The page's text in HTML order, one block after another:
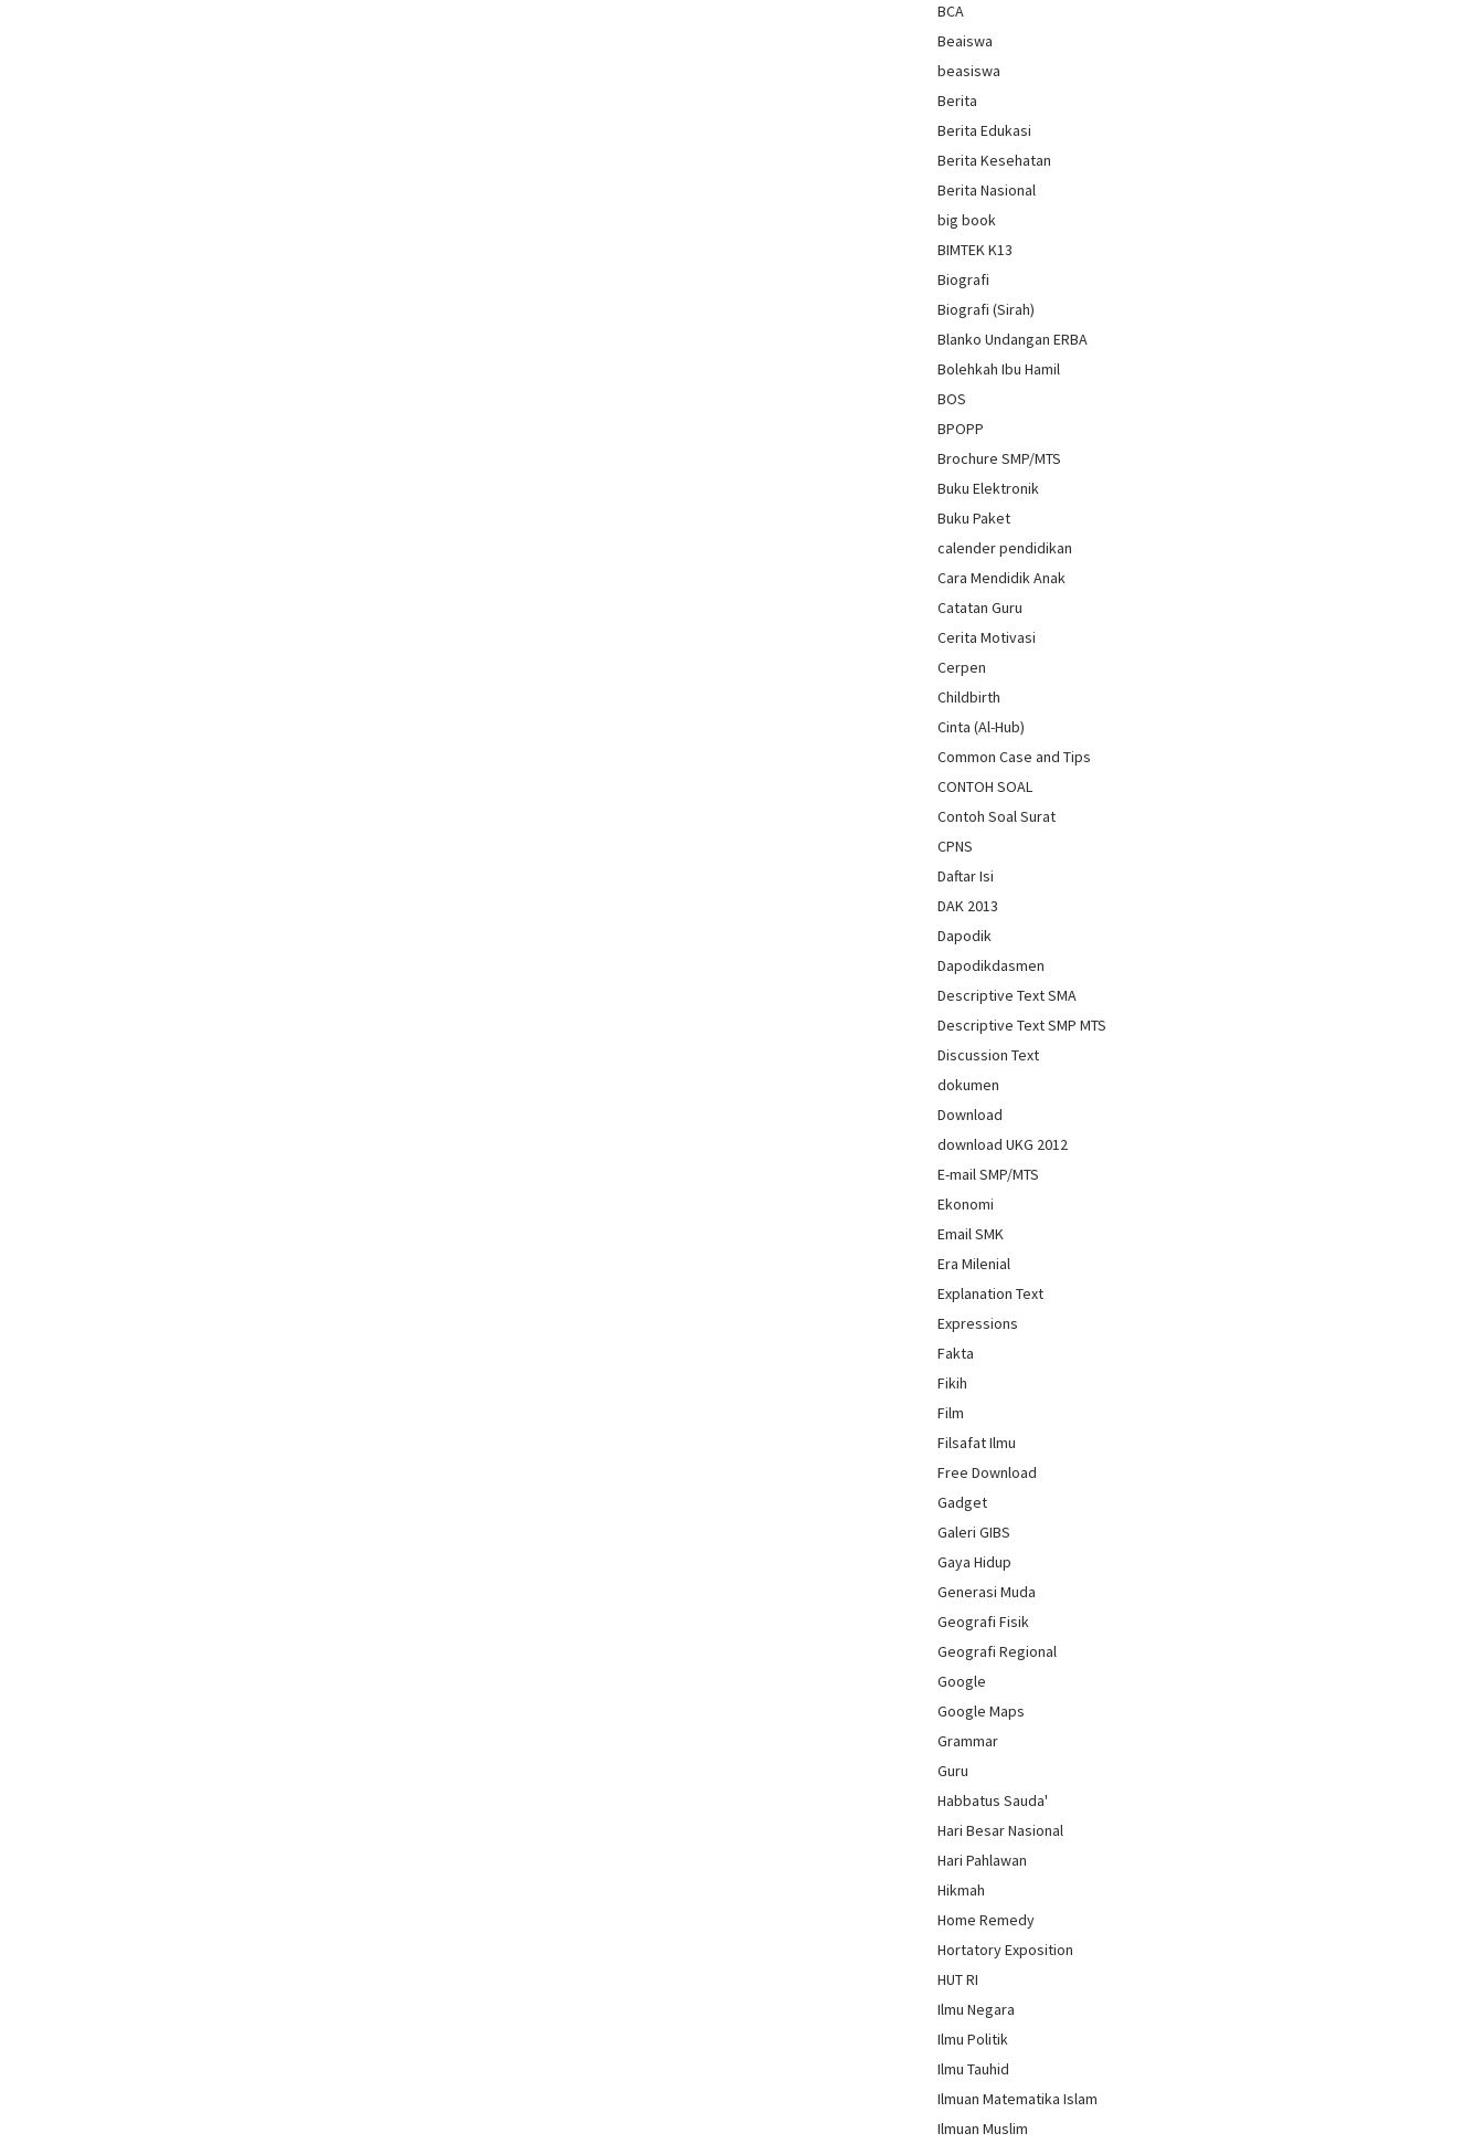
BCA
Beaiswa
beasiswa
Berita
Berita Edukasi
Berita Kesehatan
Berita Nasional
big book
BIMTEK K13
Biografi
Biografi (Sirah)
Blanko Undangan ERBA
Bolehkah Ibu Hamil
BOS
BPOPP
Brochure SMP/MTS
Buku Elektronik
Buku Paket
calender pendidikan
Cara Mendidik Anak
Catatan Guru
Cerita Motivasi
Cerpen
Childbirth
Cinta (Al-Hub)
Common Case and Tips
CONTOH SOAL
Contoh Soal Surat
CPNS
Daftar Isi
DAK 2013
Dapodik
Dapodikdasmen
Descriptive Text SMA
Descriptive Text SMP MTS
Discussion Text
dokumen
Download
download UKG 2012
E-mail SMP/MTS
Ekonomi
Email SMK
Era Milenial
Explanation Text
Expressions
Fakta
Fikih
Film
Filsafat Ilmu
Free Download
Gadget
Galeri GIBS
Gaya Hidup
Generasi Muda
Geografi Fisik
Geografi Regional
Google
Google Maps
Grammar
Guru
Habbatus Sauda'
Hari Besar Nasional
Hari Pahlawan
Hikmah
Home Remedy
Hortatory Exposition
HUT RI
Ilmu Negara
Ilmu Politik
Ilmu Tauhid
Ilmuan Matematika Islam
Ilmuan Muslim